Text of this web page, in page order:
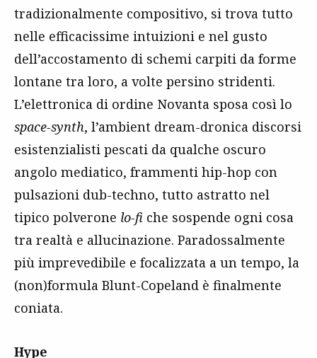
tradizionalmente compositivo, si trova tutto
nelle efficacissime intuizioni e nel gusto
dell’accostamento di schemi carpiti da forme
lontane tra loro, a volte persino stridenti.
L’elettronica di ordine Novanta sposa così lo
space-synth, l’ambient dream-dronica discorsi
esistenzialisti pescati da qualche oscuro
angolo mediatico, frammenti hip-hop con
pulsazioni dub-techno, tutto astratto nel
tipico polverone lo-fi che sospende ogni cosa
tra realtà e allucinazione. Paradossalmente
più imprevedibile e focalizzata a un tempo, la
(non)formula Blunt-Copeland è finalmente
coniata.
Hype